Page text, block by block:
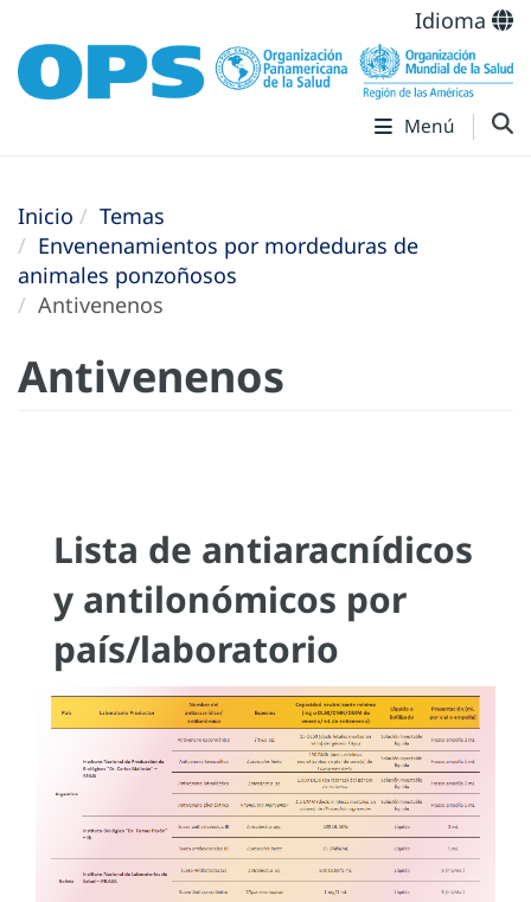
Idioma
Menú
Inicio
Temas
Envenenamientos por mordeduras de
animales ponzoñosos
Antivenenos
Antivenenos
Lista de antiaracnídicos
y antilonómicos por
país/laboratorio